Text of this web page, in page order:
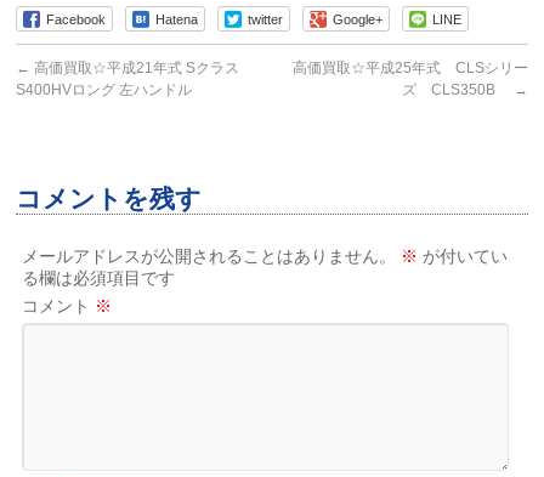
Facebook Hatena twitter Google+ LINE
← 高価買取☆平成21年式 Sクラス
S400HVロング 左ハンドル
高価買取☆平成25年式 CLSシリー
ズ CLS350B
→
コメントを残す
メールアドレスが公開されることはありません。 ※ が付いてい
る欄は必須項目です
コメント ※